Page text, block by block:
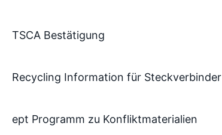
TSCA Bestätigung
Recycling Information für Steckverbinder
ept Programm zu Konfliktmaterialien